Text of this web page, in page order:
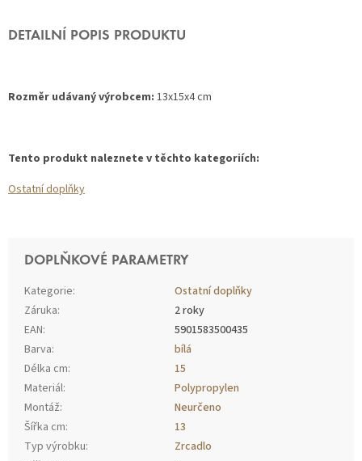
DETAILNÍ POPIS PRODUKTU
Rozměr udávaný výrobcem: 13x15x4 cm
Tento produkt naleznete v těchto kategoriích:
Ostatní doplňky
DOPLŇKOVÉ PARAMETRY
Kategorie:
Ostatní doplňky
Záruka:
2 roky
EAN:
5901583500435
Barva:
bílá
Délka cm:
15
Materiál:
Polypropylen
Montáž:
Neurčeno
Šířka cm:
13
Typ výrobku:
Zrcadlo